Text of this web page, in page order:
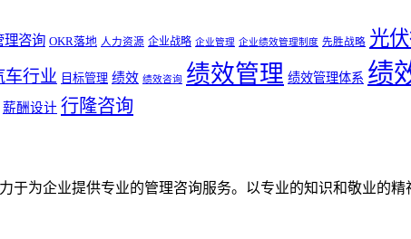
理咨询 OKR落地 人力资源 企业战略 企业管理 企业绩效管理制度 先胜战略 光
车行业 目标管理 绩效 绩效咨询 绩效管理 绩效管理体系 绩
薪酬设计 行隆咨询
为企业提供专业的管理咨询服务。以专业的知识和敬业的精